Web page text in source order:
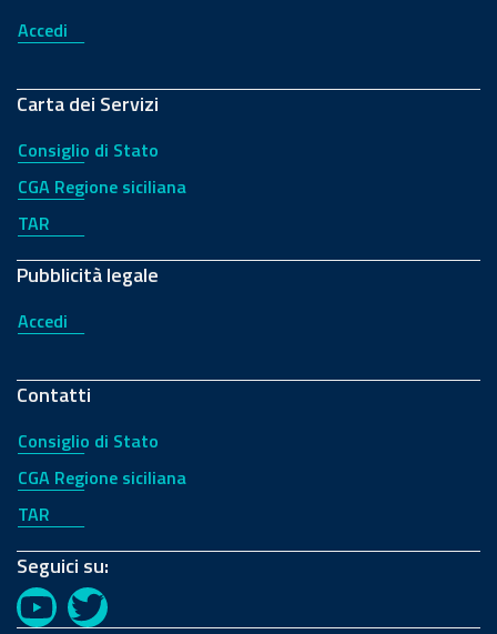
Accedi
Carta dei Servizi
Consiglio di Stato
CGA Regione siciliana
TAR
Pubblicità legale
Accedi
Contatti
Consiglio di Stato
CGA Regione siciliana
TAR
Seguici su:
YouTubeTwitter